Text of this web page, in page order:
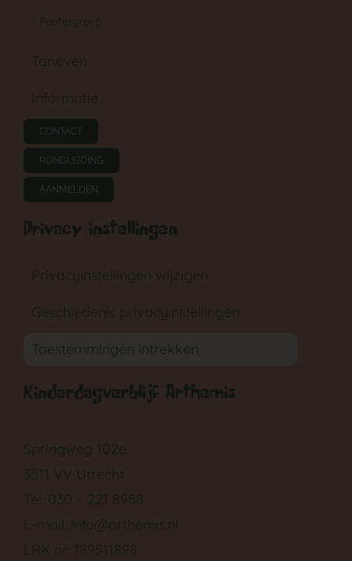
Peutergroep
Tarieven
Informatie
CONTACT
RONDLEIDING
AANMELDEN
Privacy instellingen
Privacyinstellingen wijzigen
Geschiedenis privacyinstellingen
Toestemmingen intrekken
Kinderdagverblijf Arthemis
Springweg 102e
3511 VV Utrecht
Tel: 030 – 221 8958
E-mail: info@arthemis.nl
LRK nr: 189511898